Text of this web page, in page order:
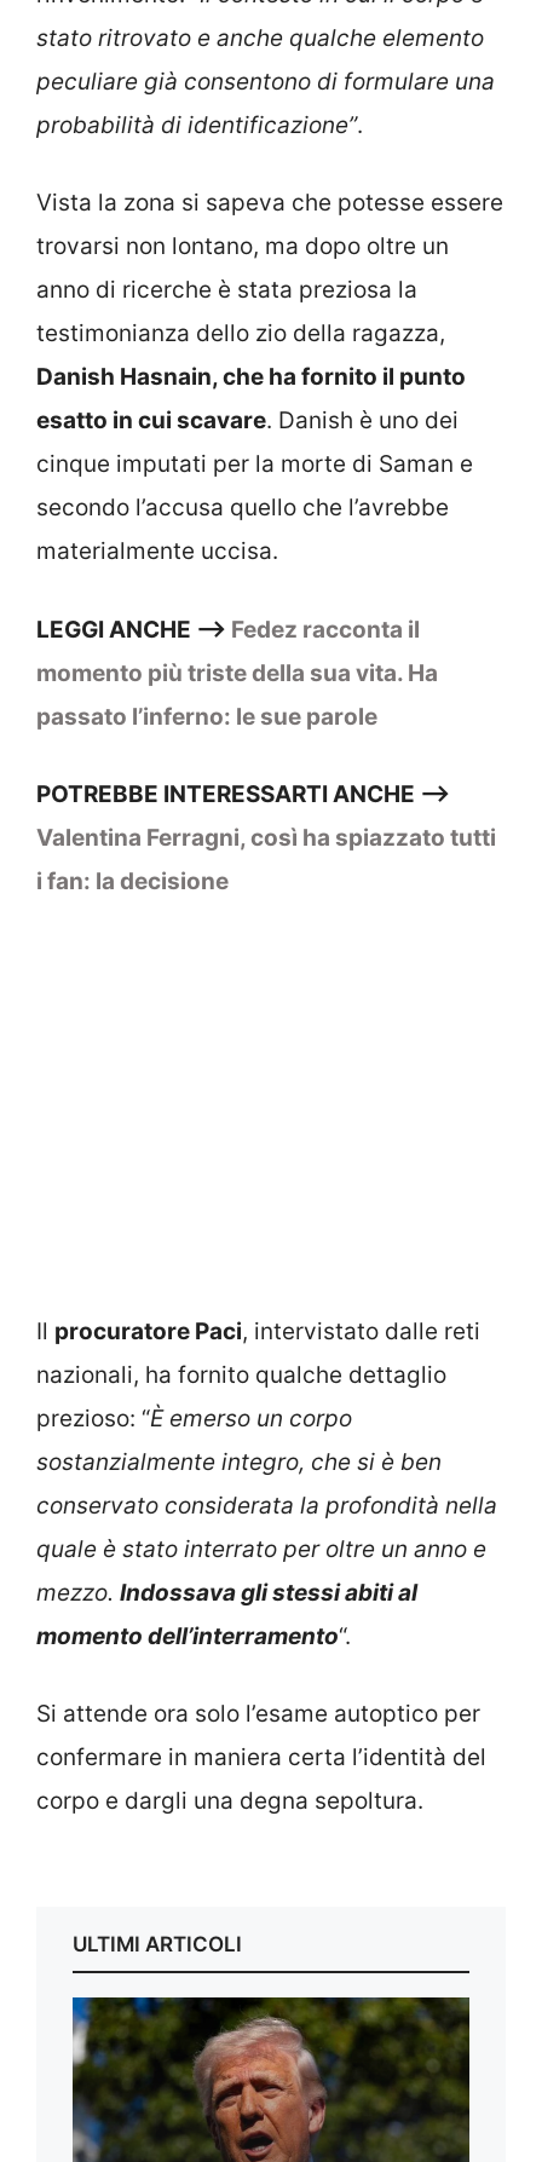
stato ritrovato e anche qualche elemento
peculiare già consentono di formulare una
probabilità di identificazione”.
Vista la zona si sapeva che potesse essere
trovarsi non lontano, ma dopo oltre un
anno di ricerche è stata preziosa la
testimonianza dello zio della ragazza,
Danish Hasnain, che ha fornito il punto
esatto in cui scavare. Danish è uno dei
cinque imputati per la morte di Saman e
secondo l’accusa quello che l’avrebbe
materialmente uccisa.
LEGGI ANCHE –> Fedez racconta il
momento più triste della sua vita. Ha
passato l’inferno: le sue parole
POTREBBE INTERESSARTI ANCHE –>
Valentina Ferragni, così ha spiazzato tutti
i fan: la decisione
Il procuratore Paci, intervistato dalle reti
nazionali, ha fornito qualche dettaglio
prezioso: “È emerso un corpo
sostanzialmente integro, che si è ben
conservato considerata la profondità nella
quale è stato interrato per oltre un anno e
mezzo. Indossava gli stessi abiti al
momento dell’interramento“.
Si attende ora solo l’esame autoptico per
confermare in maniera certa l’identità del
corpo e dargli una degna sepoltura.
ULTIMI ARTICOLI